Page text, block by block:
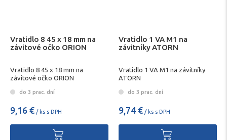
Vratidlo 8 45 x 18 mm na
závitové očko ORION
Vratidlo 8 45 x 18 mm na
závitové očko ORION
do 3 prac. dní
9,16 € / ks s DPH
Vratidlo 1 VA M1 na
závitníky ATORN
Vratidlo 1 VA M1 na závitníky
ATORN
do 3 prac. dní
9,74 € / ks s DPH